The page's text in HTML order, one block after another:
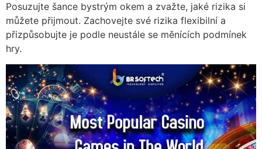
Posuzujte šance bystrým okem a zvažte, jaké rizika si
můžete přijmout. Zachovejte své rizika flexibilní a
přizpůsobujte je podle neustále se měnících podmínek
hry.